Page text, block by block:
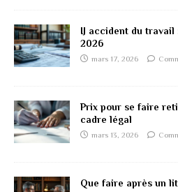
IJ accident du
2026
mars 17, 2026
Prix pour se faire
cadre légal
mars 13, 2026
Que faire après un